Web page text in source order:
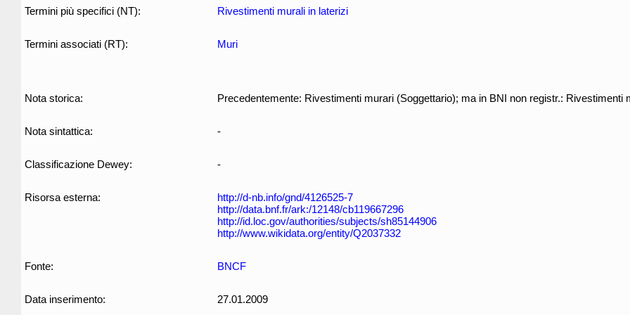
Termini più specifici (NT): Rivestimenti murali in laterizi
Termini associati (RT): Muri
Nota storica: Precedentemente: Rivestimenti murari (Soggettario); ma in BNI non registr.: Rivestimenti
Nota sintattica: -
Classificazione Dewey: -
Risorsa esterna:
http://d-nb.info/gnd/4126525-7
http://data.bnf.fr/ark:/12148/cb119667296
http://id.loc.gov/authorities/subjects/sh85144906
http://www.wikidata.org/entity/Q2037332
Fonte: BNCF
Data inserimento: 27.01.2009